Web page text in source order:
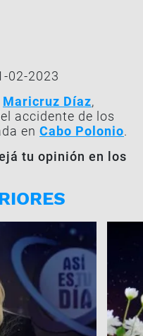
02-2023
Maricruz Díaz,
accidente de los
en Cabo Polonio.
tu opinión en los